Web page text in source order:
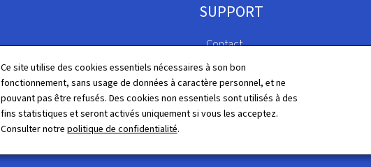
Ce site utilise des cookies essentiels nécessaires à son bon
fonctionnement, sans usage de données à caractère personnel, et ne
pouvant pas être refusés. Des cookies non essentiels sont utilisés à des
fins statistiques et seront activés uniquement si vous les acceptez.
Consulter notre politique de confidentialité.
Annuaire
SUPPORT
Contact
Plan du site
À propos du site